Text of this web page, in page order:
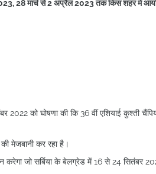
28 मार्च से 2 अप्रैल 2023 तक किस शहर में
2022 को घोषणा की कि 36 वीं एशियाई कुश्ती
मेजबानी कर रहा है।
करेगा जो सर्बिया के बेलग्रेड में 16 से 24 सितंबर